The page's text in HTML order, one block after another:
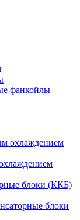
фанкойлы
охлаждением
блоки (ККБ)
блоки